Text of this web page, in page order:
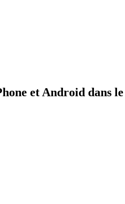
et Android dans